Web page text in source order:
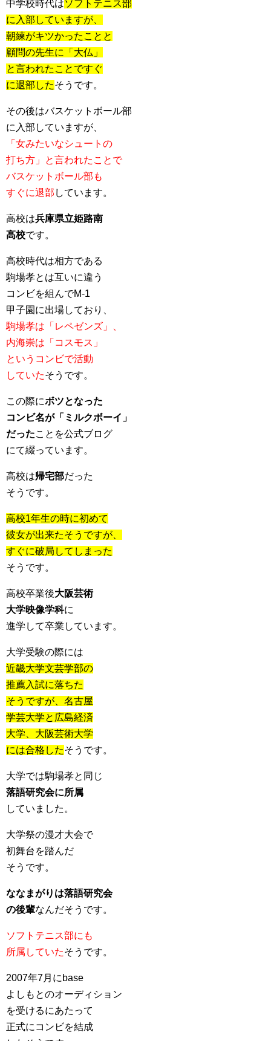
中学校時代はソフトテニス部
に入部していますが、
朝練がキツかったことと
顧問の先生に「大仏」
と言われたことですぐ
に退部したそうです。
その後はバスケットボール部
に入部していますが、
「女みたいなシュートの
打ち方」と言われたことで
バスケットボール部も
すぐに退部 しています。
高校は兵庫県立姫路南
高校です。
高校時代は相方である
駒場孝とは互いに違う
コンビを組んでM-1
甲子園に出場しており、
駒場孝は「レペゼンズ」、
内海崇は「コスモス」
というコンビで活動
していたそうです。
この際にボツとなった
コンビ名が「ミルクボーイ」
だったことを公式ブログ
にて綴っています。
高校は帰宅部だった
そうです。
高校1年生の時に初めて
彼女が出来たそうですが、
すぐに破局してしまった
そうです。
高校卒業後大阪芸術
大学映像学科に
進学して卒業しています。
大学受験の際には
近畿大学文芸学部の
推薦入試に落ちた
そうですが、名古屋
学芸大学と広島経済
大学、大阪芸術大学
には合格したそうです。
大学では駒場孝と同じ
落語研究会に所属
していました。
大学祭の漫才大会で
初舞台を踏んだ
そうです。
ななまがりは落語研究会
の後輩なんだそうです。
ソフトテニス部にも
所属していたそうです。
2007年7月にbase
よしもとのオーディション
を受けるにあたって
正式にコンビを結成